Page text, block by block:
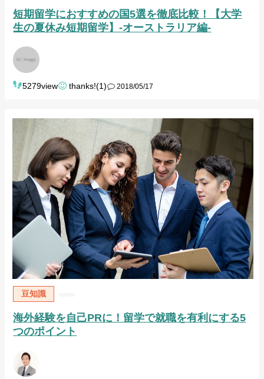
短期留学におすすめの国5選を徹底比較！【大学
生の夏休み短期留学】-オーストラリア編-
5279view thanks!(1) 2018/05/17
豆知識
海外経験を自己PRに！留学で就職を有利にする5
つのポイント